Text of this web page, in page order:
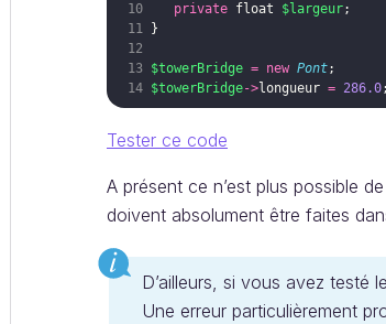
private float $largeur;
}
$towerBridge = new Pont;
$towerBridge->longueur = 286.0;
Tester ce code
A présent ce n’est plus possible
doivent absolument être faites
D’ailleurs, si vous avez testé
Une erreur particulièrement